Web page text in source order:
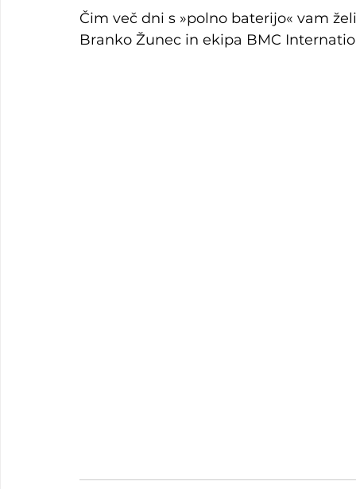
Čim več dni s »polno baterijo« vam
Branko Žunec in ekipa BMC